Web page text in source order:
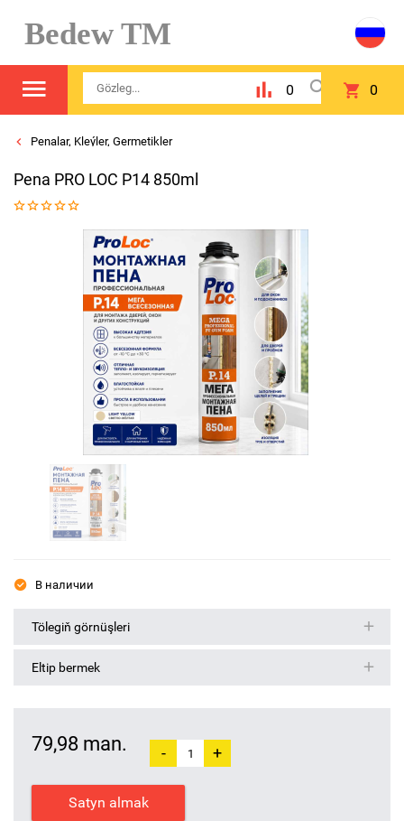
Bedew TM
0 0
Penalar, Kleýlеr, Germetiklеr
Pena PRO LOC P14 850ml
В наличии
Tölegiň görnüşleri
Eltip bermek
79,98 man. - +
Satyn almak